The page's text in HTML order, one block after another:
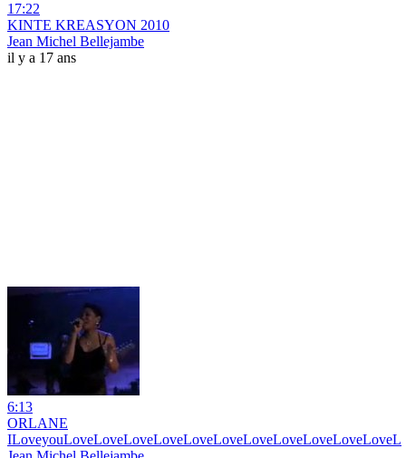
17:22
KINTE KREASYON 2010
Jean Michel Bellejambe
il y a 17 ans
6:13
ORLANE
ILoveyouLoveLoveLoveLoveLoveLoveLoveLoveLoveLoveLoveL